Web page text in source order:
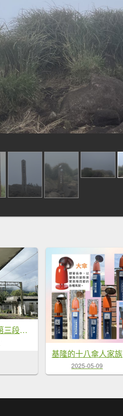
淡蘭古道中路第三段灣潭到威惠廟
基隆的十八傘人家族
2025-05-09